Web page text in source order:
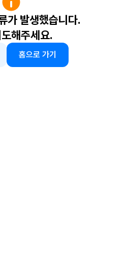
가 발생했습니다.
해주세요.
홈으로 가기